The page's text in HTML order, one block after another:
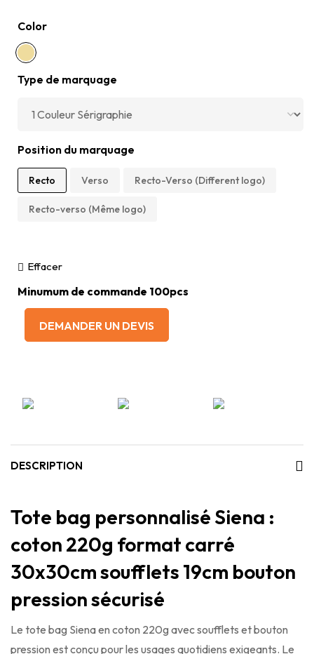
Color
Type de marquage
Position du marquage
Recto Verso Recto-Verso (Different logo)
Recto-verso (Même logo)
Effacer
Minumum de commande 100pcs
DEMANDER UN DEVIS
DESCRIPTION
Tote bag personnalisé Siena :
coton 220g format carré
30x30cm soufflets 19cm bouton
pression sécurisé
Le tote bag Siena en coton 220g avec soufflets et bouton
pression est conçu pour les usages quotidiens exigeants. Le